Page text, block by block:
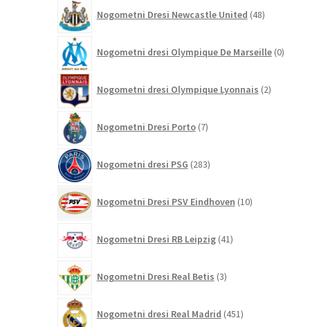
Nogometni Dresi Newcastle United 48izdelkov
Nogometni dresi Olympique De Marseille 0
Nogometni dresi Olympique Lyonnais 2izdelka
Nogometni Dresi Porto 7izdelkov
Nogometni dresi PSG 283izdelkov
Nogometni Dresi PSV Eindhoven 10izdelkov
Nogometni Dresi RB Leipzig 41izdelkov
Nogometni Dresi Real Betis 3izdelki
Nogometni dresi Real Madrid 451izdelkov